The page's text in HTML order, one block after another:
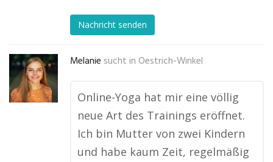
Nachricht senden
Melanie sucht in Oestrich-Winkel
Online-Yoga hat mir eine völlig
neue Art des Trainings eröffnet.
Ich bin Mutter von zwei Kindern
und habe kaum Zeit, regelmäßig